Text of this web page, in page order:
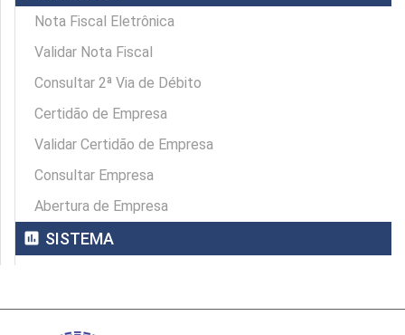
Nota Fiscal Eletrônica
Validar Nota Fiscal
Consultar 2ª Via de Débito
Certidão de Empresa
Validar Certidão de Empresa
Consultar Empresa
Abertura de Empresa
assessment SISTEMA